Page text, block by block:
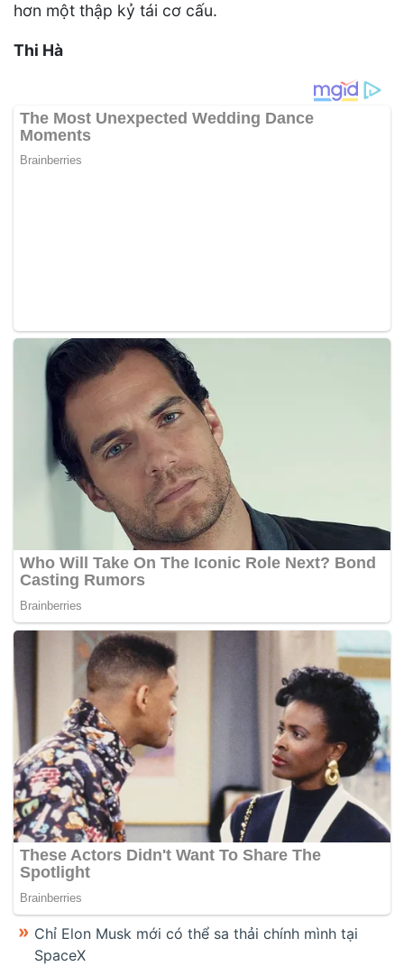
hơn một thập kỷ tái cơ cấu.
Thi Hà
Chỉ Elon Musk mới có thể sa thải chính mình tại
SpaceX